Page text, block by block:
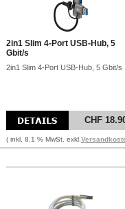
2in1 Slim 4-Port USB-Hub, 5
Gbit/s
2in1 Slim 4-Port USB-Hub, 5 Gbit/s
CHF
( inkl. 8.1 % MwSt. exkl.